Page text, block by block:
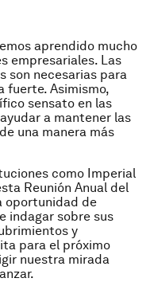
aprendido mucho
empresariales. Las
son necesarias para
fuerte. Asimismo,
sensato en las
a mantener las
una manera más
como Imperial
Reunión Anual del
oportunidad de
indagar sobre sus
y
para el próximo
nuestra mirada